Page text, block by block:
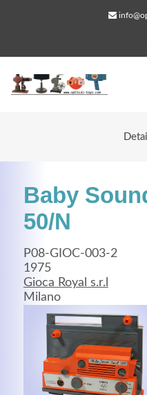
Baby
50/N
P08-GIOC-003-2
1975
Gioca Royal s.r.l
Milano
Web
Lorem ipsum dolor sit